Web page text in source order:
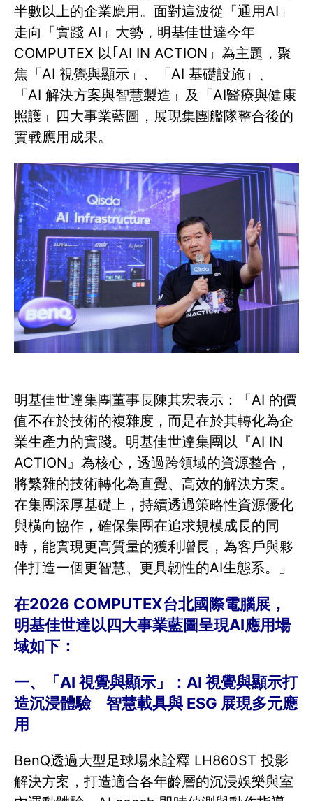
半數以上的企業應用。面對這波從「通用AI」
走向「實踐 AI」大勢，明基佳世達今年
COMPUTEX 以｢AI IN ACTION」為主題，聚
焦「AI 視覺與顯示」、「AI 基礎設施」、
「AI 解決方案與智慧製造」及「AI醫療與健康
照護」四大事業藍圖，展現集團艦隊整合後的
實戰應用成果。
明基佳世達集團董事長陳其宏表示：「AI 的價
值不在於技術的複雜度，而是在於其轉化為企
業生產力的實踐。明基佳世達集團以『AI IN
ACTION』為核心，透過跨領域的資源整合，
將繁雜的技術轉化為直覺、高效的解決方案。
在集團深厚基礎上，持續透過策略性資源優化
與橫向協作，確保集團在追求規模成長的同
時，能實現更高質量的獲利增長，為客戶與夥
伴打造一個更智慧、更具韌性的AI生態系。」
在2026 COMPUTEX台北國際電腦展，
明基佳世達以四大事業藍圖呈現AI應用場
域如下：
一、「AI 視覺與顯示」：AI 視覺與顯示打
造沉浸體驗 智慧載具與 ESG 展現多元應
用
BenQ透過大型足球場來詮釋 LH860ST 投影
解決方案，打造適合各年齡層的沉浸娛樂與室